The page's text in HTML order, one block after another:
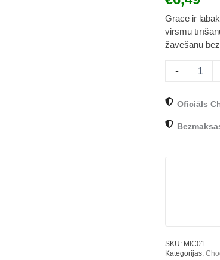
Grace ir
virsmu
žāvēšanu
-
Oficiāls
SKU: MIC01
Kategorijas: